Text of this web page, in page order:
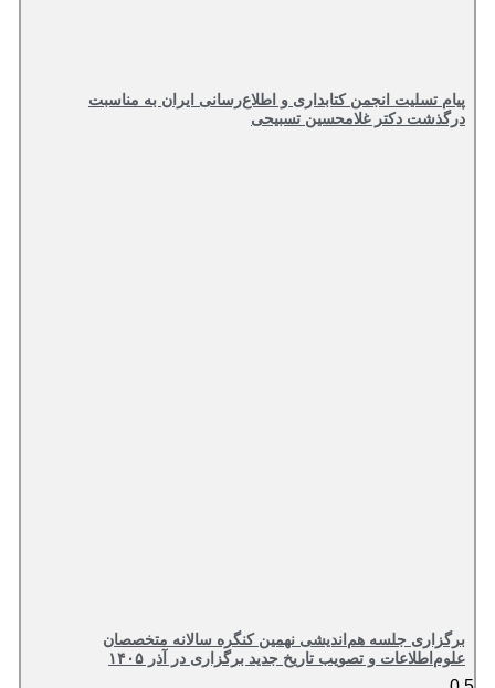
پیام تسلیت انجمن کتابداری و اطلاع‌رسانی ایران به مناسبت
درگذشت دکتر غلامحسین تسبیحی
برگزاری جلسه هم‌اندیشی نهمین کنگره سالانه متخصصان
علوم‌اطلاعات و تصویب تاریخ جدید برگزاری در آذر ۱۴۰۵